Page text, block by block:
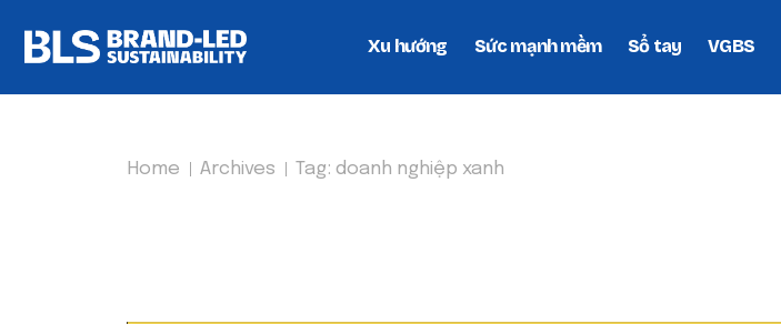
Xu hướng Sức mạnh mềm Sổ tay VGBS
Home Archives Tag: doanh nghiệp xanh